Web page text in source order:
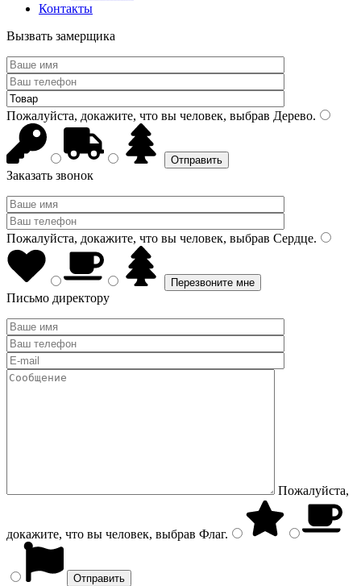
Контакты
Вызвать замерщика
Пожалуйста, докажите, что вы человек, выбрав Дерево.
Заказать звонок
Пожалуйста, докажите, что вы человек, выбрав Сердце.
Письмо директору
Пожалуйста,
докажите, что вы человек, выбрав Флаг.